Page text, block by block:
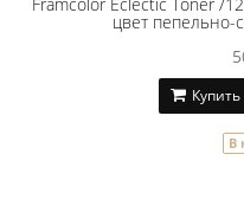
цвет пепельно-
Купить
В